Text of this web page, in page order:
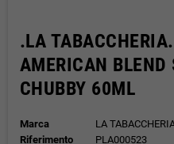
.LA
AMERICAN
CHUBBY 60ML
Marca
LA
Riferimento
PLA000523